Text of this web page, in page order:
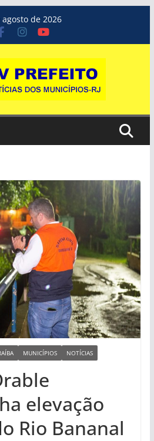
agosto de 2026
MUNICÍPIOS NOTÍCIAS
elevação
Rio Bananal